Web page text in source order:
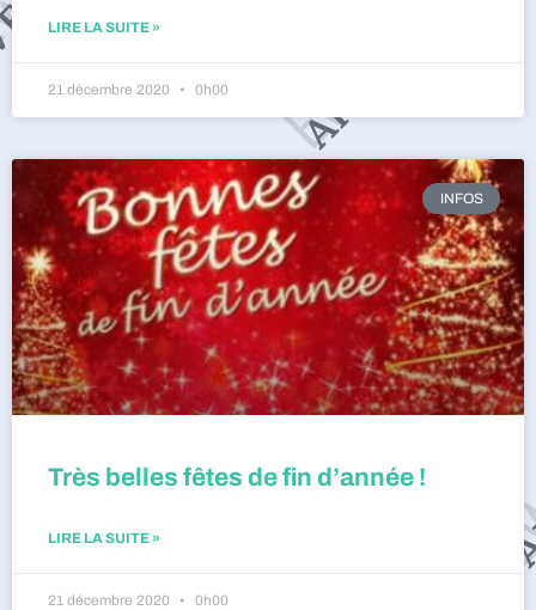
LIRE LA SUITE »
21 décembre 2020 0h00
INFOS
Très belles fêtes de fin d’année !
LIRE LA SUITE »
21 décembre 2020 0h00